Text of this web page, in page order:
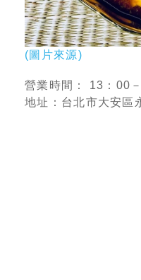
(圖片來源)
營業時間： 13：00
地址：台北市大安區